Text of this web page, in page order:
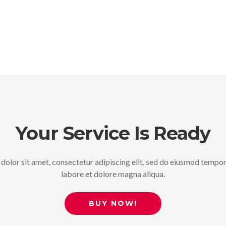
Your Service Is Ready
sit amet, consectetur adipiscing elit, sed do eiusmod
labore et dolore magna aliqua.
BUY NOW!